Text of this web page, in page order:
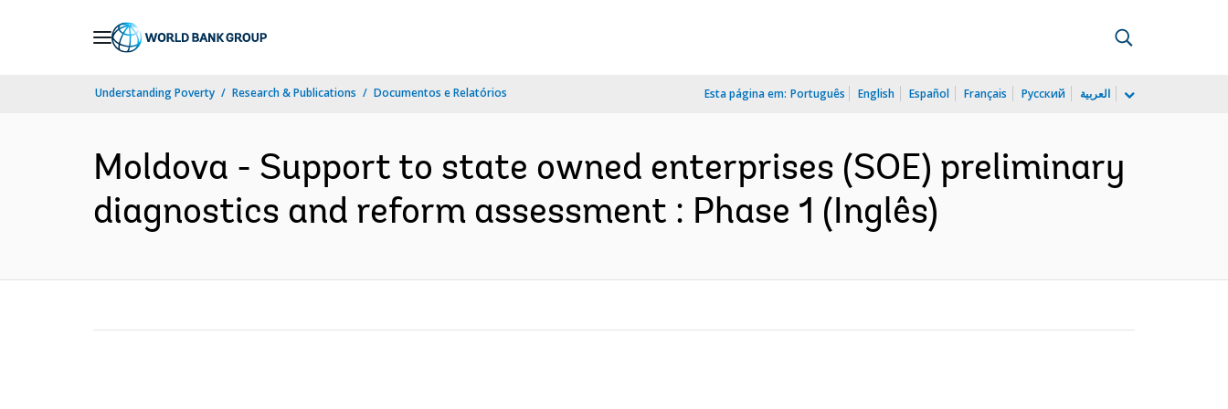
Understanding Poverty Research & Publications Documentos e Relatórios Esta página em: Português English Español Français Русский العربية
Moldova - Support to state owned enterprises (SOE) preliminary
diagnostics and reform assessment : Phase 1 (Inglês)